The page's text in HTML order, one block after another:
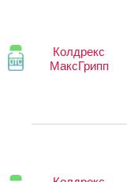
Колдрекс
МаксГрипп